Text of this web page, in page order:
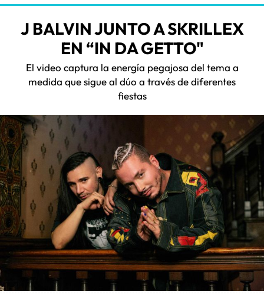
J BALVIN JUNTO A SKRILLEX
EN “IN DA GETTO"
El video captura la energía pegajosa del tema a
medida que sigue al dúo a través de diferentes
fiestas